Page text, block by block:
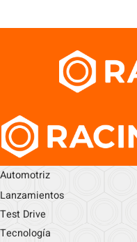
Automotriz
Lanzamientos
Test Drive
Tecnología